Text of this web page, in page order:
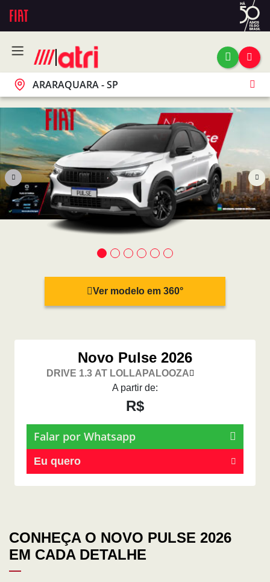
ARARAQUARA - SP
Ver modelo em 360°
Novo Pulse 2026
DRIVE 1.3 AT LOLLAPALOOZA
A partir de:
R$
Falar por Whatsapp
Eu quero
CONHEÇA O NOVO PULSE 2026
EM CADA DETALHE